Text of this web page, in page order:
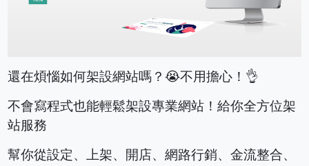
還在煩惱如何架設網站嗎？😭不用擔心！👌
不會寫程式也能輕鬆架設專業網站！給你全方位架
站服務
幫你從設定、上架、開店、網路行銷、金流整合、